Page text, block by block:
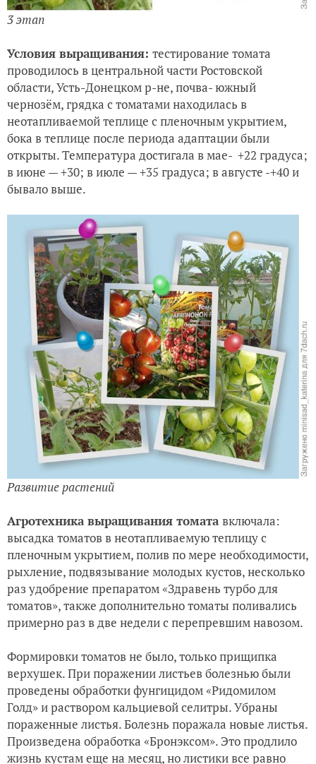
3 этап
Условия выращивания: тестирование томата
проводилось в центральной части Ростовской
области, Усть-Донецком р-не, почва- южный
чернозём, грядка с томатами находилась в
неотапливаемой теплице с пленочным укрытием,
бока в теплице после периода адаптации были
открыты. Температура достигала в мае- +22 градуса;
в июне — +30; в июле — +35 градуса; в августе -+40 и
бывало выше.
Развитие растений
Агротехника выращивания томатавключала:
высадка томатов в неотапливаемую теплицу с
пленочным укрытием, полив по мере необходимости,
рыхление, подвязывание молодых кустов, несколько
раз удобрение препаратом «Здравень турбо для
томатов», также дополнительно томаты поливались
примерно раз в две недели с перепревшим навозом.
Формировки томатов не было, только прищипка
верхушек. При поражении листьев болезнью были
проведены обработкифунгицидом «Ридомилом
Голд» и раствором кальциевой селитры. Убраны
пораженные листья. Болезнь поражала новые листья.
Произведена обработка «Бронэксом». Это продлило
жизнь кустам еще на месяц, но листики все равно